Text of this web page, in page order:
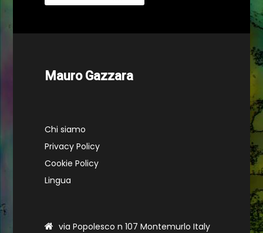
Mauro Gazzara
Chi siamo
Privacy Policy
Cookie Policy
Lingua
via Popolesco n 107 Montemurlo Italy